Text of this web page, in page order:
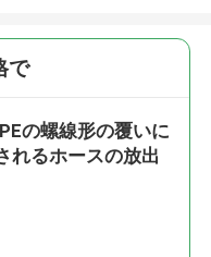
で
の螺線形の覆いに
れるホースの放出